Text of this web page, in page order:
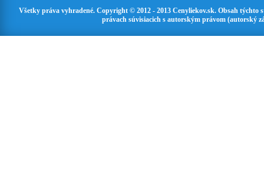
Všetky práva vyhradené. Copyright © 2012 - 2013 Cenyliekov.sk. Obsah
právach súvisiacich s autorským právom (autorský